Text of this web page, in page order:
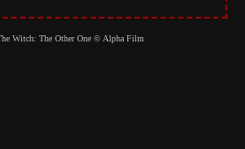
Witch: The Other One © Alpha Film